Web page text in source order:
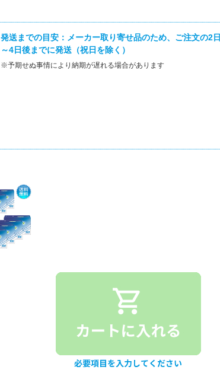
発送までの目安：メーカー取り寄せ品のため、ご注文の2日
～4日後までに発送（祝日を除く）
※予期せぬ事情により納期が遅れる場合があります